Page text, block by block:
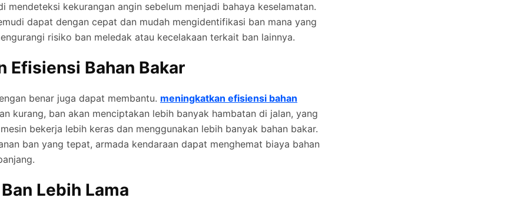
mendeteksi kekurangan angin sebelum menjadi bahaya keselamatan.
dapat dengan cepat dan mudah mengidentifikasi ban mana yang
risiko ban meledak atau kecelakaan terkait ban lainnya.
Efisiensi Bahan Bakar
benar juga dapat membantu. meningkatkan efisiensi bahan
kurang, ban akan menciptakan lebih banyak hambatan di jalan, yang
bekerja lebih keras dan menggunakan lebih banyak bahan bakar.
ban yang tepat, armada kendaraan dapat menghemat biaya bahan
Lebih Lama